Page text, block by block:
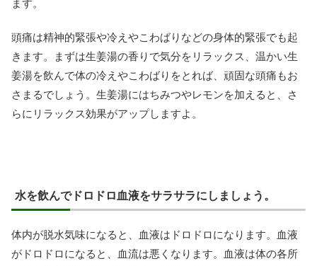
ます。
頭痛は精神的緊張や冷えやこわばりなどの身体的緊張でも起
きます。まずは生姜湯の香りで気分をリラックス、温かい生
姜湯を飲んで体の冷えやこわばりをとれば、頑固な頭痛もお
さまるでしょう。生姜湯にはちみつやレモンを加えると、さ
らにリラックス効果がアップしますよ。
水を飲んでドロドロ血液をサラサラにしましょう。
体内が脱水気味になると、血液はドロドロになります。血液
がドロドロになると、血流は悪くなります。血液は体の各所